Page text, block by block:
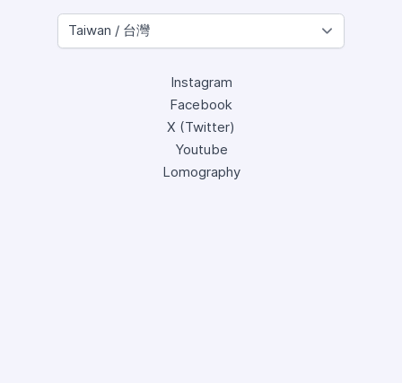
Instagram
Facebook
X (Twitter)
Youtube
Lomography